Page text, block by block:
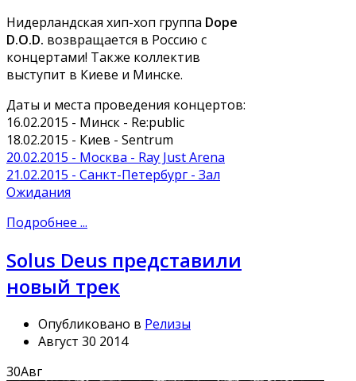
Нидерландская хип-хоп группа Dope
D.O.D. возвращается в Россию с
концертами! Также коллектив
выступит в Киеве и Минске.
Даты и места проведения концертов:
16.02.2015 - Минск - Re:public
18.02.2015 - Киев - Sentrum
20.02.2015 - Москва - Ray Just Arena
21.02.2015 - Санкт-Петербург - Зал
Ожидания
Подробнее ...
Solus Deus представили
новый трек
Опубликовано в Релизы
Август 30 2014
30Авг